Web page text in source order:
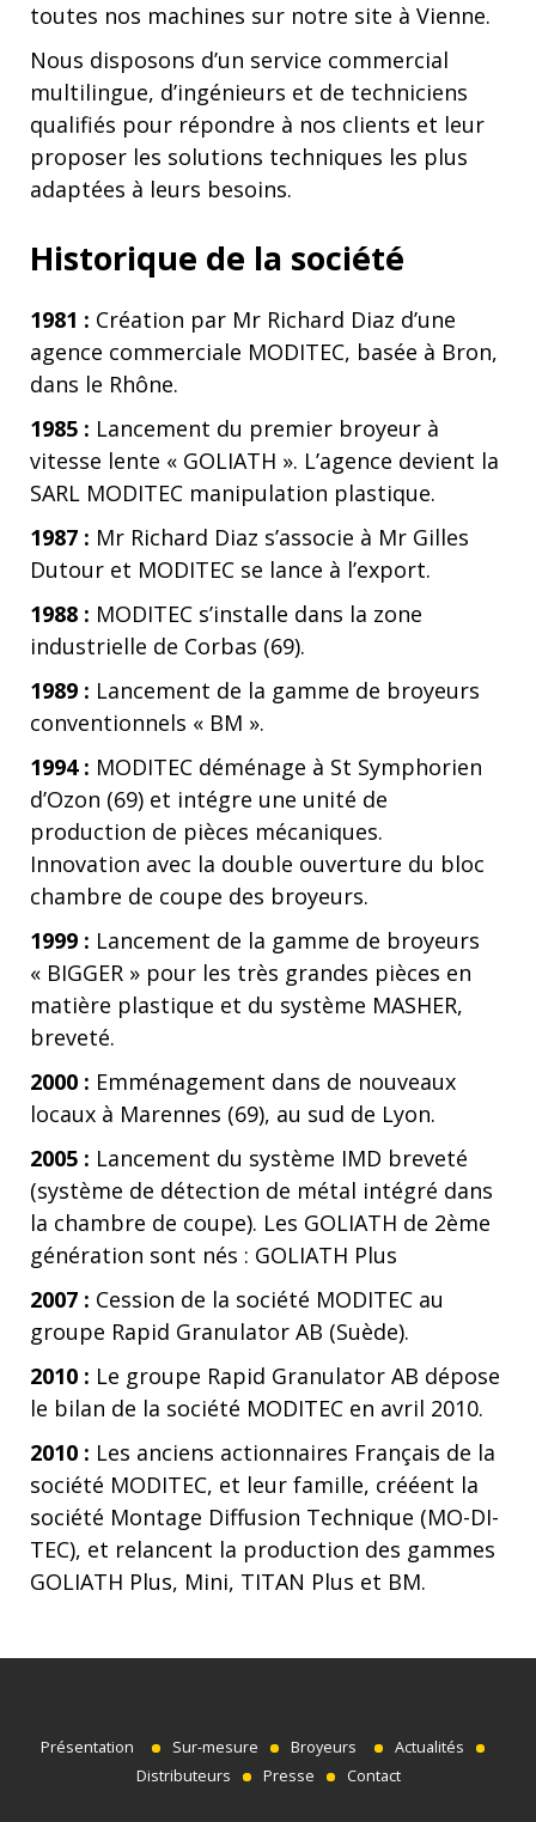
toutes nos machines sur notre site à Vienne.
Nous disposons d’un service commercial
multilingue, d’ingénieurs et de techniciens
qualifiés pour répondre à nos clients et leur
proposer les solutions techniques les plus
adaptées à leurs besoins.
Historique de la société
1981 : Création par Mr Richard Diaz d’une
agence commerciale MODITEC, basée à Bron,
dans le Rhône.
1985 : Lancement du premier broyeur à
vitesse lente « GOLIATH ». L’agence devient la
SARL MODITEC manipulation plastique.
1987 : Mr Richard Diaz s’associe à Mr Gilles
Dutour et MODITEC se lance à l’export.
1988 : MODITEC s’installe dans la zone
industrielle de Corbas (69).
1989 : Lancement de la gamme de broyeurs
conventionnels « BM ».
1994 : MODITEC déménage à St Symphorien
d’Ozon (69) et intégre une unité de
production de pièces mécaniques.
Innovation avec la double ouverture du bloc
chambre de coupe des broyeurs.
1999 : Lancement de la gamme de broyeurs
« BIGGER » pour les très grandes pièces en
matière plastique et du système MASHER,
breveté.
2000 : Emménagement dans de nouveaux
locaux à Marennes (69), au sud de Lyon.
2005 : Lancement du système IMD breveté
(système de détection de métal intégré dans
la chambre de coupe). Les GOLIATH de 2ème
génération sont nés : GOLIATH Plus
2007 : Cession de la société MODITEC au
groupe Rapid Granulator AB (Suède).
2010 : Le groupe Rapid Granulator AB dépose
le bilan de la société MODITEC en avril 2010.
2010 : Les anciens actionnaires Français de la
société MODITEC, et leur famille, crééent la
société Montage Diffusion Technique (MO-DI-
TEC), et relancent la production des gammes
GOLIATH Plus, Mini, TITAN Plus et BM.
Présentation Sur-mesure Broyeurs
Actualités
Distributeurs
Presse Contact